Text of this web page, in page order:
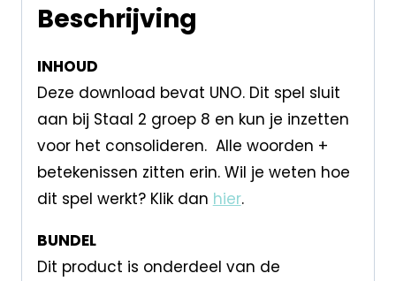
Beschrijving
INHOUD
Deze download bevat UNO. Dit spel sluit
aan bij Staal 2 groep 8 en kun je inzetten
voor het consolideren. Alle woorden +
betekenissen zitten erin. Wil je weten hoe
dit spel werkt? Klik dan hier.
BUNDEL
Dit product is onderdeel van de